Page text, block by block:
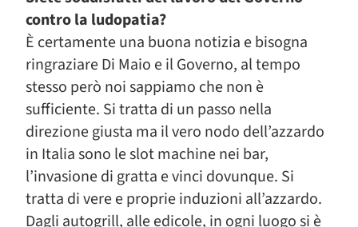
contro la ludopatia?
È certamente una buona notizia e bisogna
ringraziare Di Maio e il Governo, al tempo
stesso però noi sappiamo che non è
sufficiente. Si tratta di un passo nella
direzione giusta ma il vero nodo dell’azzardo
in Italia sono le slot machine nei bar,
l’invasione di gratta e vinci dovunque. Si
tratta di vere e proprie induzioni all’azzardo.
Dagli autogrill, alle edicole, in ogni luogo si è